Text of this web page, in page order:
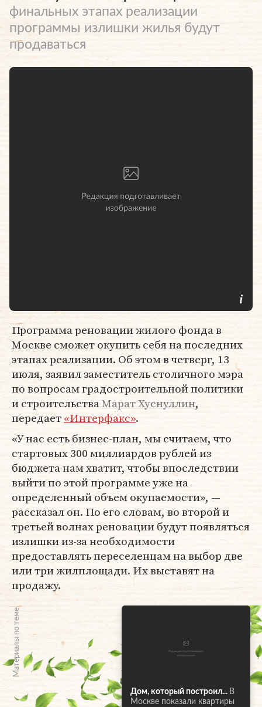
финальных этапах реализации
программы излишки жилья будут
продаваться
Программа реновации жилого фонда в
Москве сможет окупить себя на последних
этапах реализации. Об этом в четверг, 13
июля, заявил заместитель столичного мэра
по вопросам градостроительной политики
и строительстваМарат Хуснуллин,
передает«Интерфакс».
«У нас есть бизнес-план, мы считаем, что
стартовых 300 миллиардов рублей из
бюджета нам хватит, чтобы впоследствии
выйти по этой программе уже на
определенный объем окупаемости», —
рассказал он. По его словам, во второй и
третьей волнах реновации будут появляться
излишки из-за необходимости
предоставлять переселенцам на выбор две
или три жилплощади. Их выставят на
продажу.
Материалы по теме
Дом, который построил... В
Москве показали квартиры